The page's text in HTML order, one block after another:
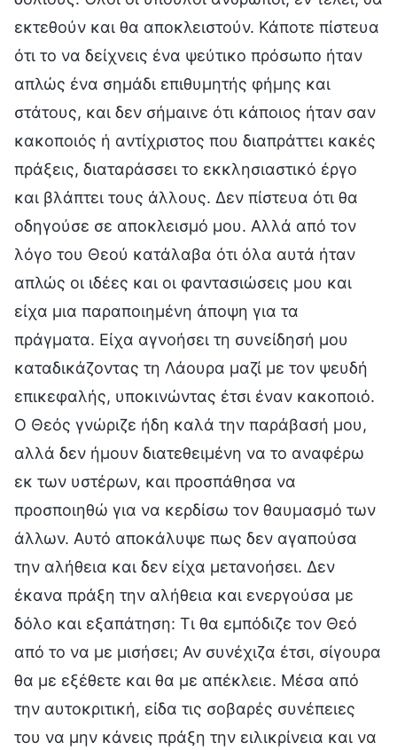
εκτεθούν και θα αποκλειστούν. Κάποτε πίστευα
ότι το να δείχνεις ένα ψεύτικο πρόσωπο ήταν
απλώς ένα σημάδι επιθυμητής φήμης και
στάτους, και δεν σήμαινε ότι κάποιος ήταν σαν
κακοποιός ή αντίχριστος που διαπράττει κακές
πράξεις, διαταράσσει το εκκλησιαστικό έργο
και βλάπτει τους άλλους. Δεν πίστευα ότι θα
οδηγούσε σε αποκλεισμό μου. Αλλά από τον
λόγο του Θεού κατάλαβα ότι όλα αυτά ήταν
απλώς οι ιδέες και οι φαντασιώσεις μου και
είχα μια παραποιημένη άποψη για τα
πράγματα. Είχα αγνοήσει τη συνείδησή μου
καταδικάζοντας τη Λάουρα μαζί με τον ψευδή
επικεφαλής, υποκινώντας έτσι έναν κακοποιό.
Ο Θεός γνώριζε ήδη καλά την παράβασή μου,
αλλά δεν ήμουν διατεθειμένη να το αναφέρω
εκ των υστέρων, και προσπάθησα να
προσποιηθώ για να κερδίσω τον θαυμασμό των
άλλων. Αυτό αποκάλυψε πως δεν αγαπούσα
την αλήθεια και δεν είχα μετανοήσει. Δεν
έκανα πράξη την αλήθεια και ενεργούσα με
δόλο και εξαπάτηση: Τι θα εμπόδιζε τον Θεό
από το να με μισήσει; Αν συνέχιζα έτσι, σίγουρα
θα με εξέθετε και θα με απέκλειε. Μέσα από
την αυτοκριτική, είδα τις σοβαρές συνέπειες
του να μην κάνεις πράξη την ειλικρίνεια και να